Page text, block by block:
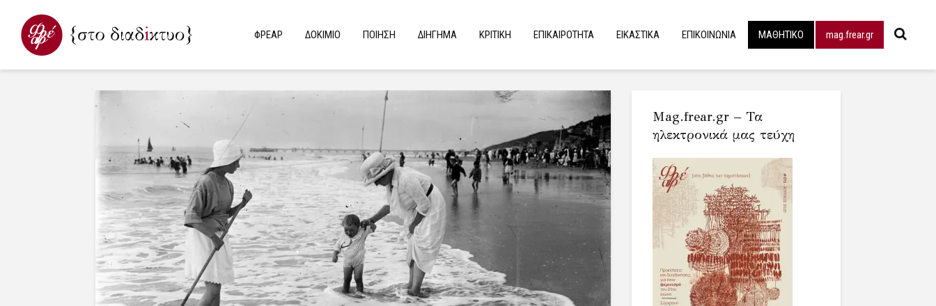
ΦΡΕΑΡ ΔΟΚΙΜΙΟ ΠΟΙΗΣΗ ΔΙΗΓΗΜΑ ΚΡΙΤΙΚΗ ΕΠΙΚΑΙΡΟΤΗΤΑ ΕΙΚΑΣΤΙΚΑ ΕΠΙΚΟΙΝΩΝΙΑ ΜΑΘΗΤΙΚΟ mag.frear.gr
Mag.frear.gr – Τα
ηλεκτρονικά μας τεύχη